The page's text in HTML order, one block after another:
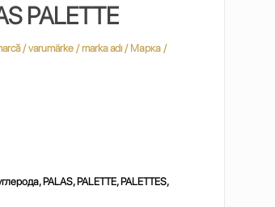
PALETTE
PALAS, PALETTE, PALETTES,